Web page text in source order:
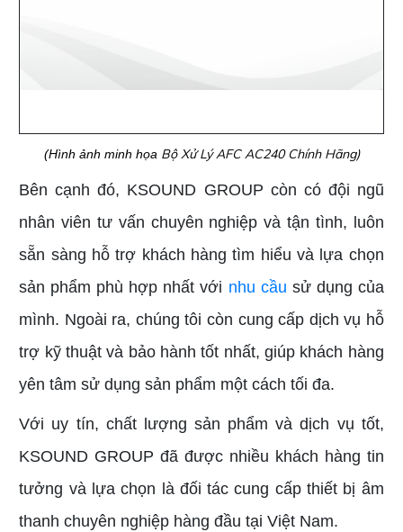
(Hình ảnh minh họa Bộ Xử Lý AFC AC240 Chính Hãng)
Bên cạnh đó, KSOUND GROUP còn có đội ngũ
nhân viên tư vấn chuyên nghiệp và tận tình, luôn
sẵn sàng hỗ trợ khách hàng tìm hiểu và lựa chọn
sản phẩm phù hợp nhất với nhu cầu sử dụng của
mình. Ngoài ra, chúng tôi còn cung cấp dịch vụ hỗ
trợ kỹ thuật và bảo hành tốt nhất, giúp khách hàng
yên tâm sử dụng sản phẩm một cách tối đa.
Với uy tín, chất lượng sản phẩm và dịch vụ tốt,
KSOUND GROUP đã được nhiều khách hàng tin
tưởng và lựa chọn là đối tác cung cấp thiết bị âm
thanh chuyên nghiệp hàng đầu tại Việt Nam.